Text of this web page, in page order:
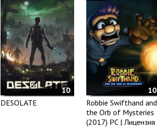
10
DESOLATE
10
Robbie Swifthand and
the Orb of Mysteries
(2017) PC | Лицензия